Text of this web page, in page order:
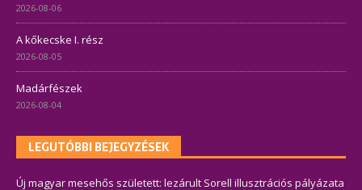
2026-08-06
A kőkecske I. rész
2026-08-05
Madárfészek
2026-08-04
LEGUTÓBBI BEJEGYZÉSEK
Új magyar mesehős született: lezárult Sorell illusztrációs pályázata